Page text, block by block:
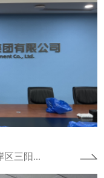
区三阳...
气治理圆满完
进行了空气治
。中核...